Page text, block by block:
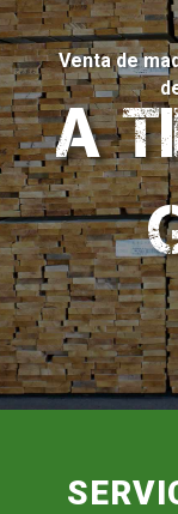
Venta de
A